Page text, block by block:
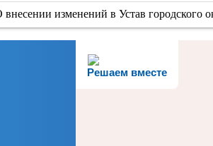
изменений в Устав городского
Решаем вместе